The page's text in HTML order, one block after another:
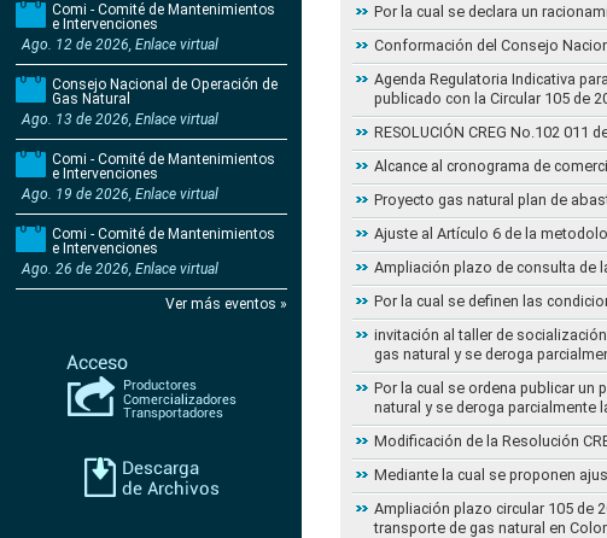
Comi - Comité de Mantenimientos
e Intervenciones
Ago. 12 de 2026, Enlace virtual
Consejo Nacional de Operación de
Gas Natural
Ago. 13 de 2026, Enlace virtual
Comi - Comité de Mantenimientos
e Intervenciones
Ago. 19 de 2026, Enlace virtual
Comi - Comité de Mantenimientos
e Intervenciones
Ago. 26 de 2026, Enlace virtual
Ver más eventos »
Por la cual se declara un
Conformación del Consejo
Agenda Regulatoria Indicativa
publicado con la Circular 105 de
RESOLUCIÓN CREG No.102
Alcance al cronograma de
Proyecto gas natural plan de
Ajuste al Artículo 6 de la
Ampliación plazo de consulta de
Por la cual se definen las
invitación al taller de
gas natural y se deroga
Por la cual se ordena publicar un
natural y se deroga parcialmente
Modificación de la Resolución
Mediante la cual se proponen
Ampliación plazo circular 105 de
transporte de gas natural en